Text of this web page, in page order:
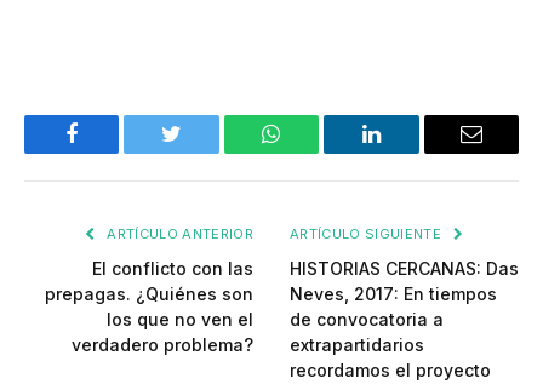
Facebook Twitter WhatsApp LinkedIn Email
ARTÍCULO ANTERIOR
El conflicto con las
prepagas. ¿Quiénes son
los que no ven el
verdadero problema?
ARTÍCULO SIGUIENTE
HISTORIAS CERCANAS: Das
Neves, 2017: En tiempos
de convocatoria a
extrapartidarios
recordamos el proyecto